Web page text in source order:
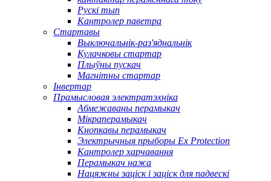
Рускі тып
Кантролер паветра
Стартавы
Выключальнік-раз'яднальнік
Кулачковы стартар
Плыўны пускач
Магнітны стартар
Інвертар
Прамысловая электратэхніка
Абмежаваны перамыкач
Мікраперамыкач
Кнопкавы перамыкач
Электрычныя прыборы Ex Protection
Кантролер харчавання
Перамыкач нажа
Нацяжны заціск і заціск для падвескі